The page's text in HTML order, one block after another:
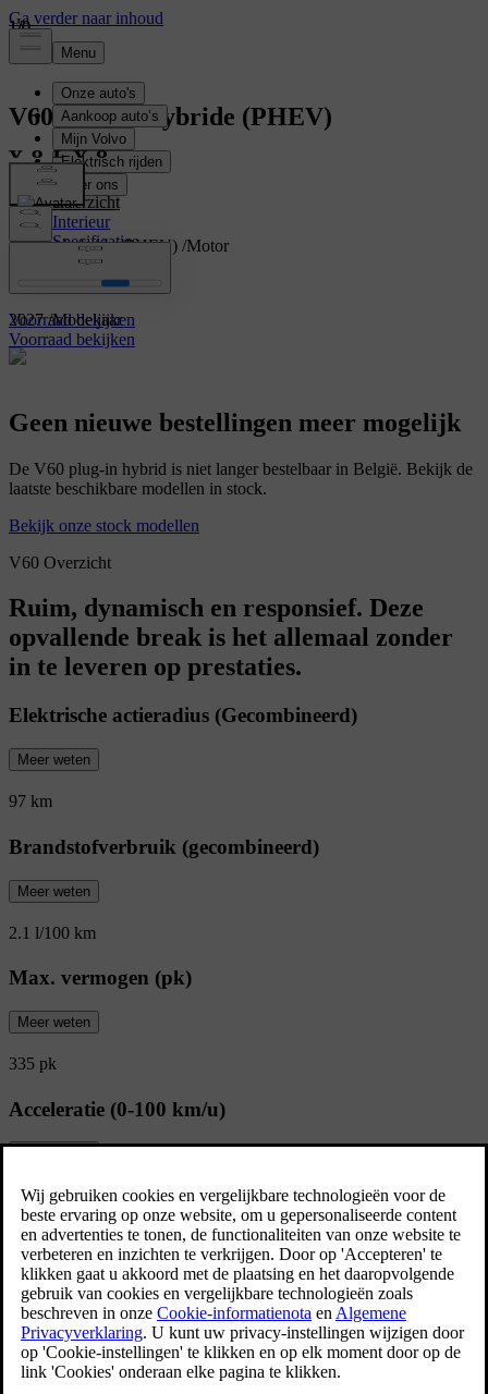
V60 Plug-in hybride (PHEV)
Overzicht
Interieur
Specificaties
Kenmerken
Voorraad bekijken
Voorraad bekijken
V60
Plug-in hybride (PHEV) /Motor
Categorie
2027 /Modeljaar
Geen nieuwe bestellingen meer mogelijk
De V60 plug-in hybrid is niet langer bestelbaar in België. Bekijk de
laatste beschikbare modellen in stock.
Bekijk onze stock modellen
V60 Overzicht
Ruim, dynamisch en responsief. Deze
opvallende break is het allemaal zonder
in te leveren op prestaties.
Elektrische actieradius (Gecombineerd)
Meer weten
97 km
Brandstofverbruik (gecombineerd)
Meer weten
2.1 l/100 km
Max. vermogen (pk)
Meer weten
335 pk
Acceleratie (0-100 km/u)
5.4 s
Bekijk alle specificaties
1/0
1/0
1/0